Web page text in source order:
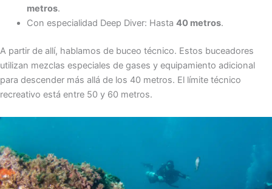
metros.
Con especialidad Deep Diver: Hasta 40 metros.
A partir de allí, hablamos de buceo técnico. Estos buceadores
utilizan mezclas especiales de gases y equipamiento adicional
para descender más allá de los 40 metros. El límite técnico
recreativo está entre 50 y 60 metros.